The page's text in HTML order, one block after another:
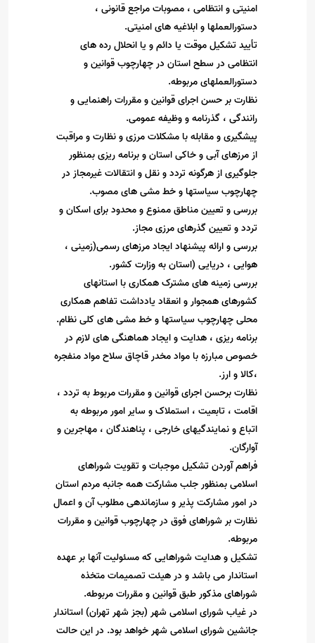
امنیتی و انتظامی ، مصوبات مراجع قانونی ،
دستورالعملها و ابلاغیه های امنیتی.
تأیید تشکیل موقت یا دائم و یا انحلال رده های
انتظامی در سطح استان در چهارچوب قوانین و
دستورالعملهای مربوطه.
نظارت بر حسن اجرای قوانین و مقررات راهنمایی و
رانندگی ، گذرنامه و وظیفه عمومی.
پیشگیری و مقابله با مشکلات مرزی و نظارت و مراقبت
از مرزهای آبی و خاکی استان و برنامه ریزی بمنظور
جلوگیری از هرگونه تردد و نقل و انتقالات غیرمجاز در
چهارچوب سیاستها و خط مشی های مصوب.
بررسی و تعیین مناطق ممنوع و محدود برای اسکان و
تردد و تعیین گذرهای مرزی مجاز.
بررسی و ارائه پیشنهاد ایجاد مرزهای رسمی(زمینی ،
هوایی ، دریایی )استان به وزارت کشور.
بررسی زمینه های مشترک همکاری با استانهای
کشورهای همجوار و انعقاد یادداشت تفاهم همکاری
محلی چهارچوب سیاستها و خط مشی های کلی نظام.
برنامه ریزی ، هدایت و ایجاد هماهنگی های لازم در
خصوص مبارزه با مواد مخدر قاچاق سلاح مواد منفجره
،کالا و ارز.
نظارت برحسن اجرای قوانین و مقررات مربوط به تردد ،
اقامت ، تابعیت ، استملاک و سایر امور مربوطه به
اتباع و نمایندگیهای خارجی ، پناهندگان ، مهاجرین و
آوارگان.
فراهم آوردن تشکیل موجبات و تقویت شوراهای
اسلامی بمنظور جلب مشارکت همه جانبه مردم استان
در امور مشارکت پذیر و سازماندهی مطلوب آن و اعمال
نظارت بر شوراهای فوق در چهارچوب قوانین و مقررات
مربوطه.
تشکیل و هدایت شوراهایی که مسئولیت آنها بر عهده
استاندار می باشد و در هیئت تصمیمات متخذه
شوراهای مذکور طبق قوانین و مقررات مربوطه.
در غیاب شورای اسلامی شهر (بجز شهر تهران) استاندار
جانشین شورای اسلامی شهر خواهد بود. در این حالت